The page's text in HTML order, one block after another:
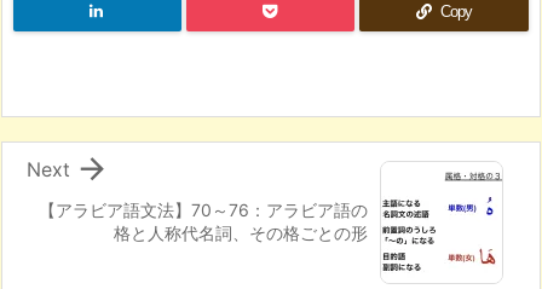
Copy
【アラビア語文法】70～76：アラビア語の
格と人称代名詞、その格ごとの形

Next